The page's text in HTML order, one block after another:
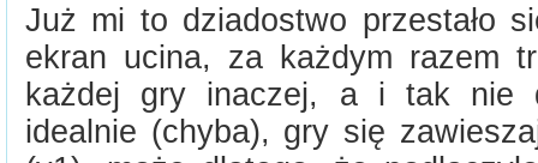
Już mi to dziadostwo przestało
ekran ucina, za każdym razem
każdej gry inaczej, a i tak nie
idealnie (chyba), gry się